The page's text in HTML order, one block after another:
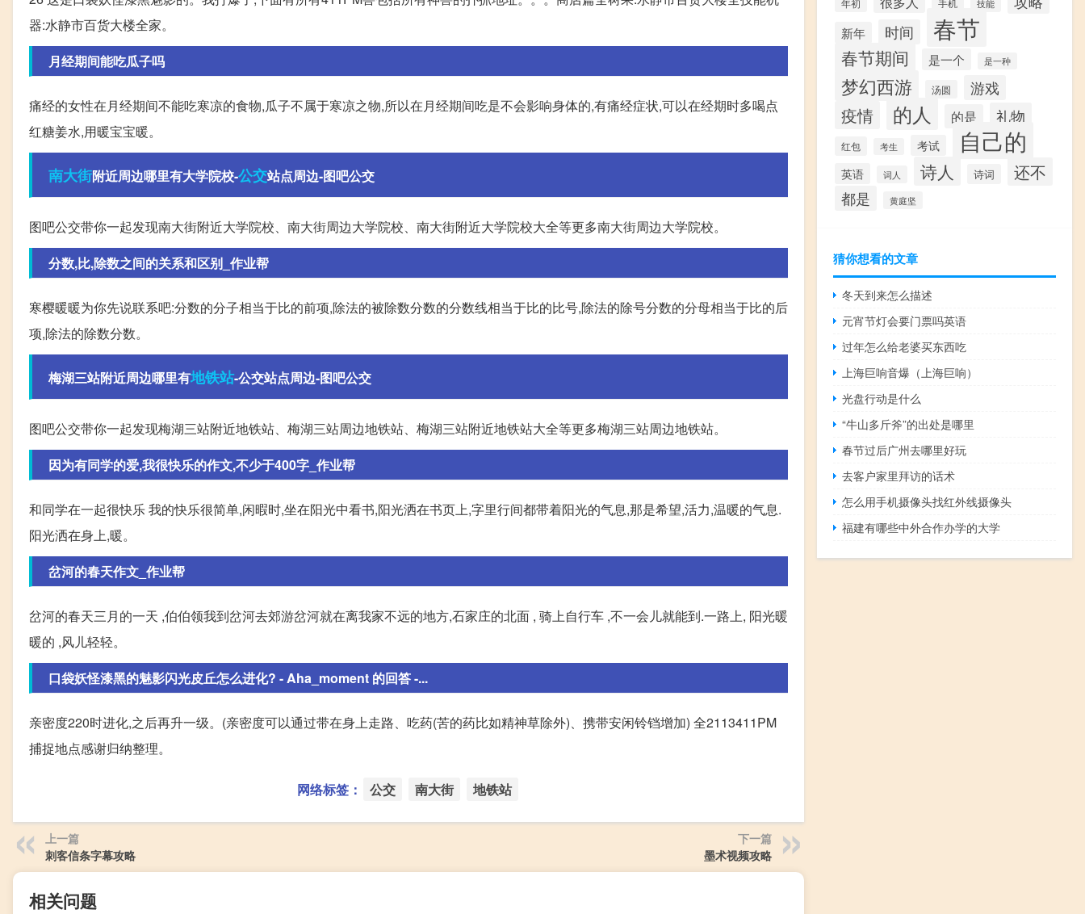
器:水静市百货大楼全家。
月经期间能吃瓜子吗
痛经的女性在月经期间不能吃寒凉的食物,瓜子不属于寒凉之物,所以在月经期间吃是不会影响身体的,有痛经症状,可以在经期时多喝点
红糖姜水,用暖宝宝暖。
南大街附近周边哪里有大学院校-公交站点周边-图吧公交
图吧公交带你一起发现南大街附近大学院校、南大街周边大学院校、南大街附近大学院校大全等更多南大街周边大学院校。
分数,比,除数之间的关系和区别_作业帮
寒樱暖暖为你先说联系吧:分数的分子相当于比的前项,除法的被除数分数的分数线相当于比的比号,除法的除号分数的分母相当于比的后
项,除法的除数分数。
梅湖三站附近周边哪里有地铁站-公交站点周边-图吧公交
图吧公交带你一起发现梅湖三站附近地铁站、梅湖三站周边地铁站、梅湖三站附近地铁站大全等更多梅湖三站周边地铁站。
因为有同学的爱,我很快乐的作文,不少于400字_作业帮
和同学在一起很快乐 我的快乐很简单,闲暇时,坐在阳光中看书,阳光洒在书页上,字里行间都带着阳光的气息,那是希望,活力,温暖的气息.
阳光洒在身上,暖。
岔河的春天作文_作业帮
岔河的春天三月的一天 ,伯伯领我到岔河去郊游岔河就在离我家不远的地方,石家庄的北面 , 骑上自行车 ,不一会儿就能到.一路上, 阳光暖
暖的 ,风儿轻轻。
口袋妖怪漆黑的魅影闪光皮丘怎么进化? - Aha_moment 的回答 -...
亲密度220时进化,之后再升一级。(亲密度可以通过带在身上走路、吃药(苦的药比如精神草除外)、携带安闲铃铛增加) 全2113411PM
捕捉地点感谢归纳整理。
网络标签： 公交 南大街 地铁站
上一篇
刺客信条字幕攻略
下一篇
墨术视频攻略
相关问题
年初 手机 技能
新年 时间 春节
春节期间 是一个 是一种
梦幻西游 汤圆 游戏
疫情 的人 的是 礼物
红包 考生 考试 自己的
英语 词人 诗人 诗词 还不
都是 黄庭坚
猜你想看的文章
冬天到来怎么描述
元宵节灯会要门票吗英语
过年怎么给老婆买东西吃
上海巨响音爆（上海巨响）
光盘行动是什么
“牛山多斤斧”的出处是哪里
春节过后广州去哪里好玩
去客户家里拜访的话术
怎么用手机摄像头找红外线摄像头
福建有哪些中外合作办学的大学